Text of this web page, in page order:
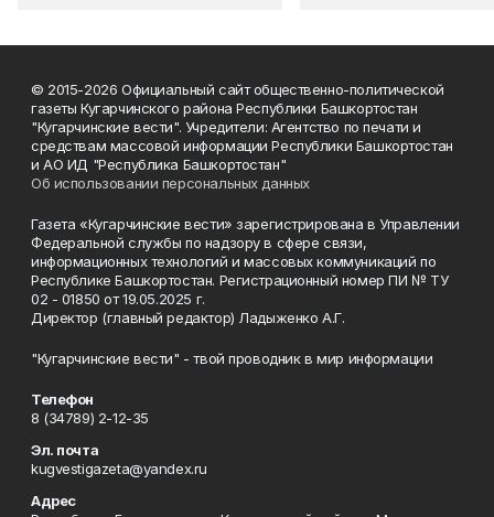
© 2015-2026 Официальный сайт общественно-политической
газеты Кугарчинского района Республики Башкортостан
"Кугарчинские вести". Учредители: Агентство по печати и
средствам массовой информации Республики Башкортостан
и АО ИД "Республика Башкортостан"
Об использовании персональных данных
Газета «Кугарчинские вести» зарегистрирована в Управлении
Федеральной службы по надзору в сфере связи,
информационных технологий и массовых коммуникаций по
Республике Башкортостан. Регистрационный номер ПИ № ТУ
02 - 01850 от 19.05.2025 г.
Директор (главный редактор) Ладыженко А.Г.
"Кугарчинские вести" - твой проводник в мир информации
Телефон
8 (34789) 2-12-35
Эл. почта
kugvestigazeta@yandex.ru
Адрес